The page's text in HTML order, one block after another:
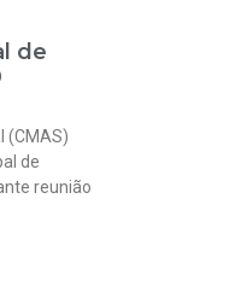
de
(CMAS)
de
reunião